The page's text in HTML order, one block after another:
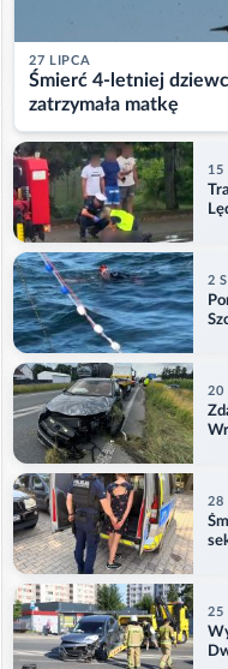
27 LIPCA
Śmierć 4-letniej
zatrzymała matkę
15
2
20
28
25